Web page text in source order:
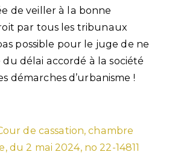
de veiller à la bonne
par tous les tribunaux
possible pour le juge de ne
délai accordé à la société
démarches d’urbanisme !
de cassation, chambre
du 2 mai 2024, no 22-14811